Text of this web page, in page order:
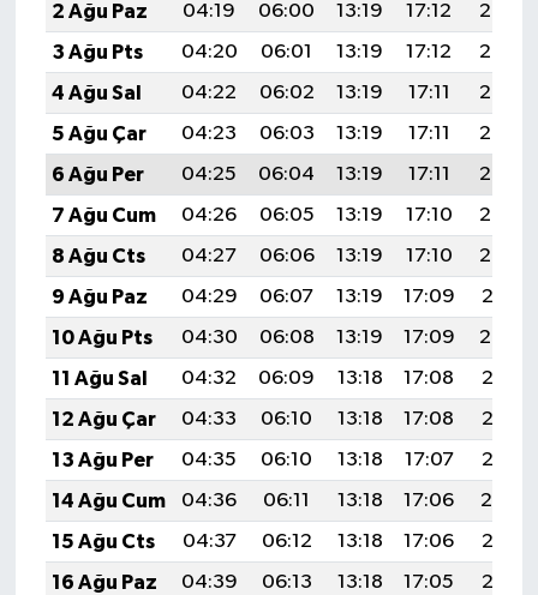
2 Ağu Paz
04:19 06:00 13:19 17:12
20:29
3 Ağu Pts
04:20 06:01 13:19 17:12
20:28
4 Ağu Sal
04:22 06:02 13:19 17:11
20:27
5 Ağu Çar
04:23 06:03 13:19 17:11
20:26
6 Ağu Per
04:25 06:04 13:19 17:11
20:24
7 Ağu Cum
04:26 06:05 13:19 17:10
20:23
8 Ağu Cts
04:27 06:06 13:19 17:10
20:22
9 Ağu Paz
04:29 06:07 13:19 17:09
20:21
10 Ağu Pts
04:30 06:08 13:19 17:09
20:20
11 Ağu Sal
04:32 06:09 13:18 17:08
20:18
12 Ağu Çar
04:33 06:10 13:18 17:08
20:17
13 Ağu Per
04:35 06:10 13:18 17:07
20:16
14 Ağu Cum
04:36 06:11 13:18 17:06
20:14
15 Ağu Cts
04:37 06:12 13:18 17:06
20:13
16 Ağu Paz
04:39 06:13 13:18 17:05
20:12